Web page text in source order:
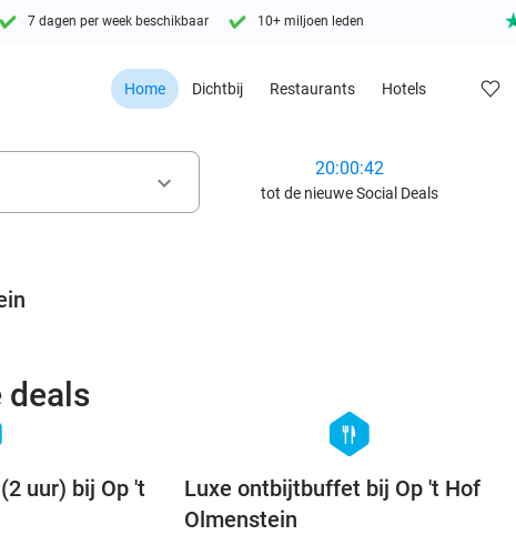
7 dagen per week beschikbaar 10+ miljoen leden
Home Dichtbij Restaurants Hotels
keyboard_arrow_down
20:00:41
tot de nieuwe Social Deals
deals
uur) bij Op 't
hexagon
food
Luxe ontbijtbuffet bij Op 't Hof
Olmenstein